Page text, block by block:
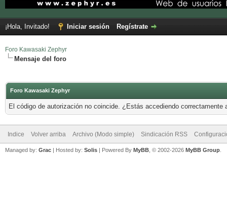
¡Hola, Invitado! Iniciar sesión Regístrate
Foro Kawasaki Zephyr
Mensaje del foro
Foro Kawasaki Zephyr
El código de autorización no coincide. ¿Estás accediendo
Indice Volver arriba Archivo (Modo simple) Sindicación RSS
Managed by: Grac | Hosted by: Solis | Powered By MyBB , © 2002-2026 MyBB Group